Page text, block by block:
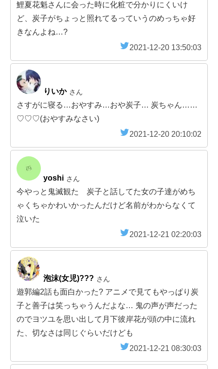
鯉夏花魁さんに会った時に化粧で分かりにくいけ
ど、炭子がちょっと照れてるっていうのめっちゃ好
きなんよね…?
2021-12-20 13:50:03
りいか さん
さすがに寝る…おやすみ…おや炭子… 炭ちゃん……
♡♡♡(おやすみなさい)
2021-12-20 20:10:02
yoshi さん
今やっと鬼滅観た 炭子と話してた女の子達がめち
ゃくちゃかわいかったんだけど名前がわからなくて
泣いた
2021-12-21 02:20:03
泡沫(女児)??? さん
遊郭編2話も面白かった? アニメで見てもやっぱり炭
子と善子は笑っちゃうんだよな… 鬼の声が声だった
のでヨツユを思い出して月下彼岸花が頭の中に流れ
た、切なさは同じぐらいだけども
2021-12-21 08:30:03